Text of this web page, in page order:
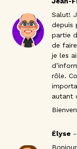
Salut!
depuis
partie
de
je les
rôle.
autant
Élyse-